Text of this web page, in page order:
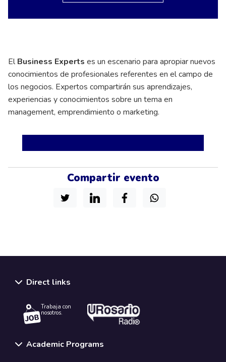
Compartir evento
ElBusiness Experts es un escenario para apropiar nuevos
conocimientos de profesionales referentes en el campo de
los negocios. Expertos compartirán sus aprendizajes,
experiencias y conocimientos sobre un tema en
management, emprendimiento o marketing.
Direct links
Trabaja con
nosotros.
Academic Programs